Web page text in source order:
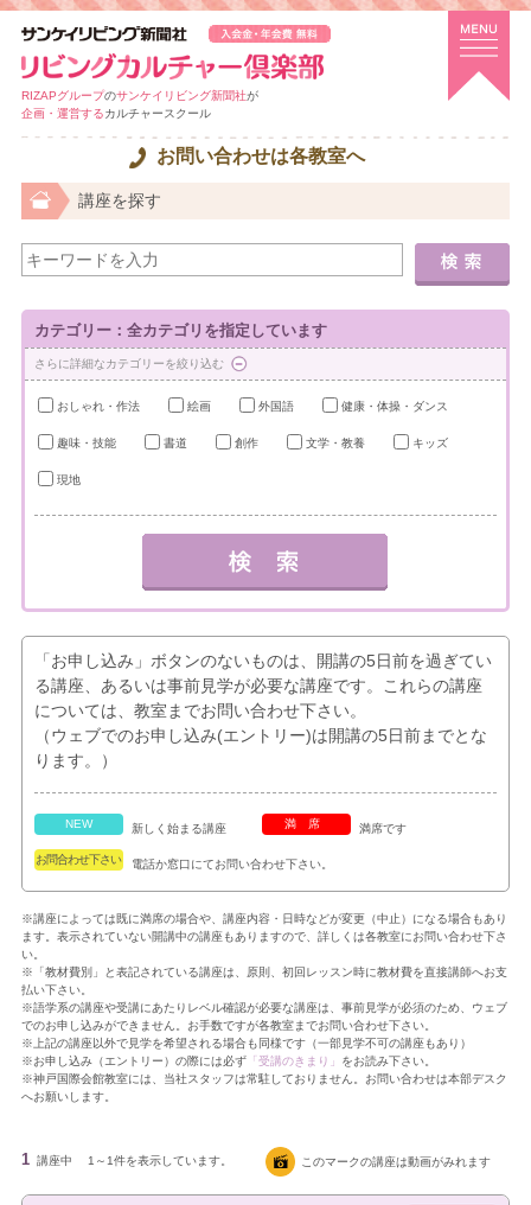
RIZAPグループのサンケイリビング新聞社が
企画・運営するカルチャースクール
お問い合わせは各教室へ
講座を探す
カテゴリー：全カテゴリを指定しています
さらに詳細なカテゴリーを絞り込む
おしゃれ・作法 絵画 外国語 健康・体操・ダンス
趣味・技能 書道 創作 文学・教養 キッズ
現地
「お申し込み」ボタンのないものは、開講の5日前を過ぎてい
る講座、あるいは事前見学が必要な講座です。これらの講座
については、教室までお問い合わせ下さい。
（ウェブでのお申し込み(エントリー)は開講の5日前までとな
ります。）
NEW 新しく始まる講座 満席 満席です
お問合わせ下さい 電話か窓口にてお問い合わせ下さい。
※講座によっては既に満席の場合や、講座内容・日時などが変更（中止）になる場合もあり
ます。表示されていない開講中の講座もありますので、詳しくは各教室にお問い合わせ下さ
い。
※「教材費別」と表記されている講座は、原則、初回レッスン時に教材費を直接講師へお支
払い下さい。
※語学系の講座や受講にあたりレベル確認が必要な講座は、事前見学が必須のため、ウェブ
でのお申し込みができません。お手数ですが各教室までお問い合わせ下さい。
※上記の講座以外で見学を希望される場合も同様です（一部見学不可の講座もあり）
※お申し込み（エントリー）の際には必ず「受講のきまり」 をお読み下さい。
※神戸国際会館教室には、当社スタッフは常駐しておりません。お問い合わせは本部デスク
へお願いします。
1 講座中 1～1件を表示しています。 このマークの講座は動画がみれます